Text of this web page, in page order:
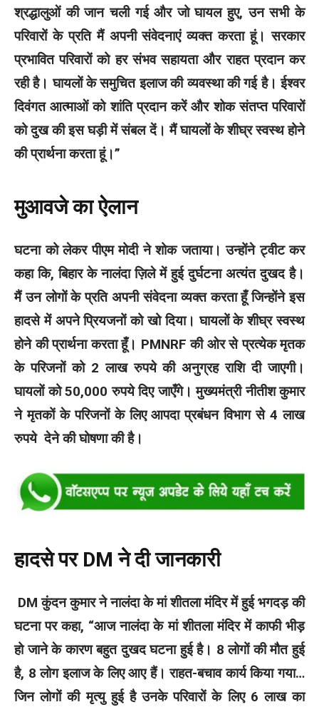
श्रद्धालुओं की जान चली गई और जो घायल हुए, उन सभी के
परिवारों के प्रति मैं अपनी संवेदनाएं व्यक्त करता हूं। सरकार
प्रभावित परिवारों को हर संभव सहायता और राहत प्रदान कर
रही है। घायलों के समुचित इलाज की व्यवस्था की गई है। ईश्वर
दिवंगत आत्माओं को शांति प्रदान करें और शोक संतप्त परिवारों
को दुख की इस घड़ी में संबल दें। मैं घायलों के शीघ्र स्वस्थ होने
की प्रार्थना करता हूं।”
मुआवजे का ऐलान
घटना को लेकर पीएम मोदी ने शोक जताया। उन्होंने ट्वीट कर
कहा कि, बिहार के नालंदा ज़िले में हुई दुर्घटना अत्यंत दुखद है।
मैं उन लोगों के प्रति अपनी संवेदना व्यक्त करता हूँ जिन्होंने इस
हादसे में अपने प्रियजनों को खो दिया। घायलों के शीघ्र स्वस्थ
होने की प्रार्थना करता हूँ। PMNRF की ओर से प्रत्येक मृतक
के परिजनों को 2 लाख रुपये की अनुग्रह राशि दी जाएगी।
घायलों को 50,000 रुपये दिए जाएँगे। मुख्यमंत्री नीतीश कुमार
ने मृतकों के परिजनों के लिए आपदा प्रबंधन विभाग से 4 लाख
रुपये देने की घोषणा की है।
हादसे पर DM ने दी जानकारी
DM कुंदन कुमार ने नालंदा के मां शीतला मंदिर में हुई भगदड़ की
घटना पर कहा, “आज नालंदा के मां शीतला मंदिर में काफी भीड़
हो जाने के कारण बहुत दुखद घटना हुई है। 8 लोगों की मौत हुई
है, 8 लोग इलाज के लिए आए हैं। राहत-बचाव कार्य किया गया…
जिन लोगों की मृत्यु हुई है उनके परिवारों के लिए 6 लाख का